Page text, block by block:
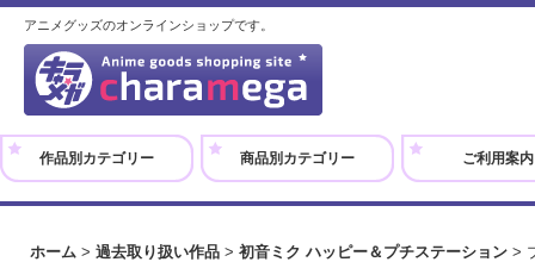
アニメグッズのオンラインショップです。
作品別カテゴリー 商品別カテゴリー ご利用案内
ホーム > 過去取り扱い作品 > 初音ミク ハッピー＆プチステーション >